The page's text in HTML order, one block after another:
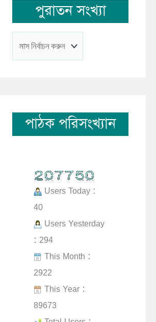
পুরাতন সংখ্যা
পাঠক পরিসংখ্যান
Users Today :
40
Users Yesterday
: 294
This Month :
2922
This Year :
89673